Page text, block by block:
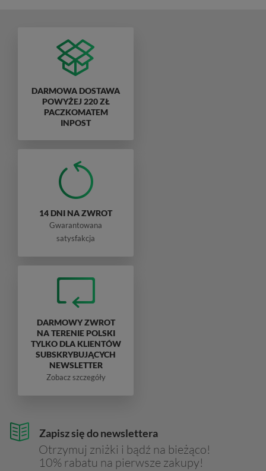
Zapisz się do newslettera
Otrzymuj zniżki i bądź na bieżąco!
10% rabatu na pierwsze zakupy!
DARMOWA DOSTAWA
POWYŻEJ 220 ZŁ
PACZKOMATEM
INPOST
14 DNI NA ZWROT
Gwarantowana
satysfakcja
DARMOWY ZWROT
NA TERENIE POLSKI
TYLKO DLA KLIENTÓW
SUBSKRYBUJĄCYCH
NEWSLETTER
Zobacz szczegóły